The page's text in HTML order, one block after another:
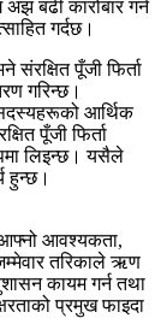
बढी कारोबार गर्न
गर्दछ।
संरक्षित पूँजी फिर्ता
गरिन्छ।
आर्थिक
पूँजी फिर्ता
लिइन्छ। यसैले
हुन्छ।
आवश्यकता,
तरिकाले ऋण
कायम गर्न तथा
प्रमुख फाइदा